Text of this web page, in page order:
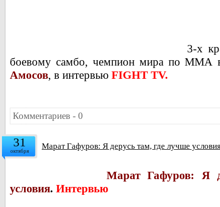
3-х
боевому самбо, чемпион мира по ММА
Амосов, в интервью FIGHT TV.
Комментариев - 0
31
октября Марат Гафуров: Я дерусь там, где лучше
Марат Гафуров: Я
условия. Интервью